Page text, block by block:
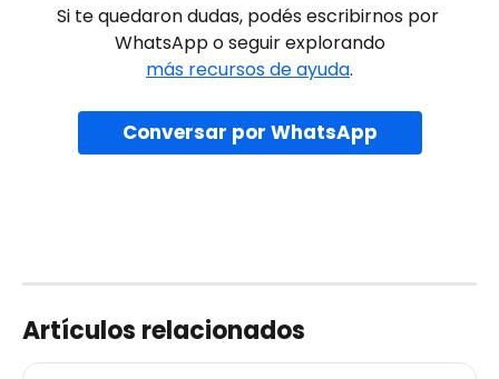
Si te quedaron dudas, podés escribirnos por
WhatsApp o seguir explorando
más recursos de ayuda.
Conversar por WhatsApp
Artículos relacionados